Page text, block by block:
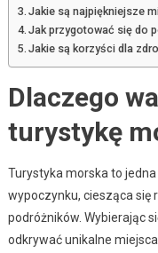
Jakie są najpiękniejsze
Jak przygotować się do
Jakie są korzyści dla
Dlaczego
turystykę
Turystyka morska to
wypoczynku, ciesząca
podróżników. Wybierając
odkrywać unikalne